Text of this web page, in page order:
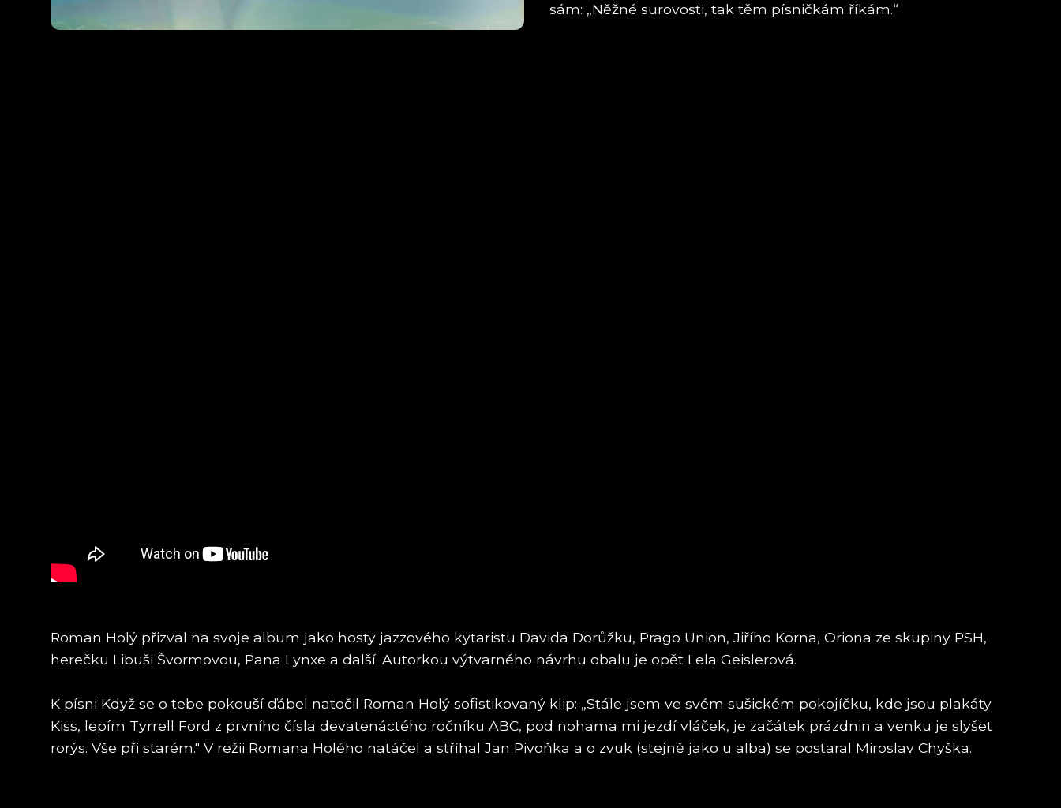
sám: „Něžné surovosti, tak těm písničkám říkám.“
Roman Holý přizval na svoje album jako hosty jazzového kytaristu Davida Dorůžku, Prago Union, Jiřího Korna, Oriona ze skupiny PSH,
herečku Libuši Švormovou, Pana Lynxe a další. Autorkou výtvarného návrhu obalu je opět Lela Geislerová.
K písni Když se o tebe pokouší ďábel natočil Roman Holý sofistikovaný klip: „Stále jsem ve svém sušickém pokojíčku, kde jsou plakáty
Kiss, lepím Tyrrell Ford z prvního čísla devatenáctého ročníku ABC, pod nohama mi jezdí vláček, je začátek prázdnin a venku je slyšet
rorýs. Vše při starém." V režii Romana Holého natáčel a stříhal Jan Pivoňka a o zvuk (stejně jako u alba) se postaral Miroslav Chyška.